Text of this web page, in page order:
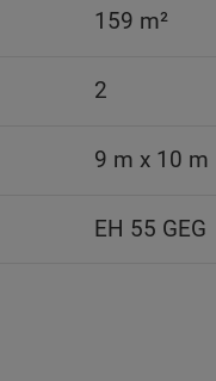
159 m²
2
9 m x 10 m
EH 55 GEG